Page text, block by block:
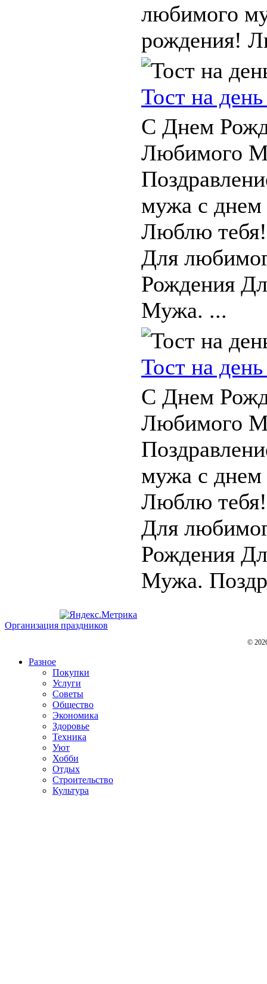
любимого
рождения!
Тост на
С Днем
Любимого
мужа с
Люблю
Для
Рождения
Мужа. ...
Тост на
С Днем
Любимого
мужа с
Люблю
Для
Рождения
Мужа.
Организация праздников
©
Разное
Покупки
Услуги
Советы
Общество
Экономика
Здоровье
Техника
Уют
Хобби
Отдых
Строительство
Культура